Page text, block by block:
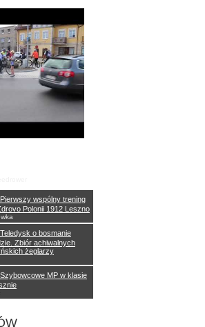
Pierwszy wspólny trening
Polonii 1912 Leszno
Teledysk o bosmanie
Zbiór achiwalnych
żeglarzy
Szybowcowe MP w klasie